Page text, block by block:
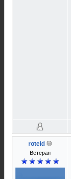
roteid
Ветеран